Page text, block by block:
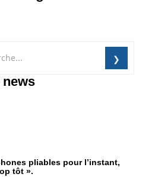
pliables pour l’instant,
tôt ».